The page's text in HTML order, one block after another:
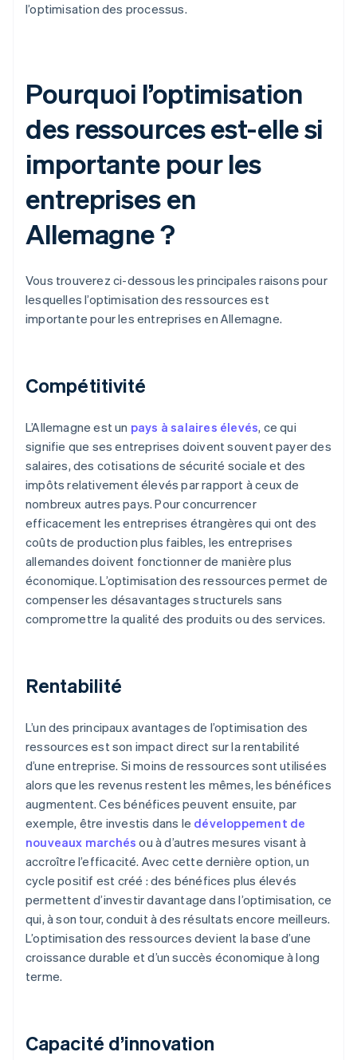
l’optimisation des processus.
Pourquoi l’optimisation
des ressources est-elle si
importante pour les
entreprises en
Allemagne ?
Vous trouverez ci-dessous les principales raisons pour
lesquelles l’optimisation des ressources est
importante pour les entreprises en Allemagne.
Compétitivité
L’Allemagne est un pays à salaires élevés, ce qui
signifie que ses entreprises doivent souvent payer des
salaires, des cotisations de sécurité sociale et des
impôts relativement élevés par rapport à ceux de
nombreux autres pays. Pour concurrencer
efficacement les entreprises étrangères qui ont des
coûts de production plus faibles, les entreprises
allemandes doivent fonctionner de manière plus
économique. L’optimisation des ressources permet de
compenser les désavantages structurels sans
compromettre la qualité des produits ou des services.
Rentabilité
L’un des principaux avantages de l’optimisation des
ressources est son impact direct sur la rentabilité
d’une entreprise. Si moins de ressources sont utilisées
alors que les revenus restent les mêmes, les bénéfices
augmentent. Ces bénéfices peuvent ensuite, par
exemple, être investis dans le développement de
nouveaux marchés ou à d’autres mesures visant à
accroître l’efficacité. Avec cette dernière option, un
cycle positif est créé : des bénéfices plus élevés
permettent d’investir davantage dans l’optimisation, ce
qui, à son tour, conduit à des résultats encore meilleurs.
L’optimisation des ressources devient la base d’une
croissance durable et d’un succès économique à long
terme.
Capacité d’innovation